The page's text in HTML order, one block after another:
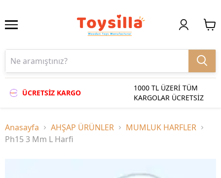
ÜCRETSİZ KARGO
1000 TL ÜZERİ TÜM
KARGOLAR ÜCRETSİZ
Anasayfa AHŞAP ÜRÜNLER
MUMLUK HARFLER
Ph15 3 Mm L Harfi